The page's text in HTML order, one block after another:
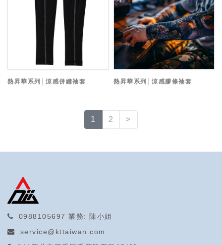
熱昇華系列│涼感併縫袖套 熱昇華系列│涼感膠條袖套
1 2 >
0988105697 業務: 陳小姐
service@kttaiwan.com